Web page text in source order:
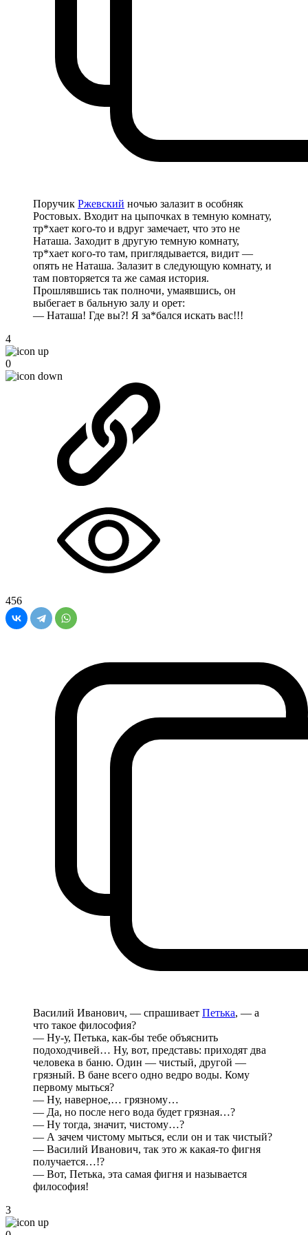
Поручик Ржевский ночью залазит в особняк
Ростовых. Входит на цыпочках в темную комнату,
тр*хает кого-то и вдруг замечает, что это не
Наташа. Заходит в другую темную комнату,
тр*хает кого-то там, приглядывается, видит —
опять не Наташа. Залазит в следующую комнату, и
там повторяется та же самая история.
Прошлявшись так полночи, умаявшись, он
выбегает в бальную залу и орет:
— Наташа! Где вы?! Я за*бался искать вас!!!
4
0
456
Василий Иванович, — спрашивает Петька, — а
что такое философия?
— Ну-у, Петька, как-бы тебе объяснить
подоходчивей… Ну, вот, представь: приходят два
человека в баню. Один — чистый, другой —
грязный. В бане всего одно ведро воды. Кому
первому мыться?
— Ну, наверное,… грязному…
— Да, но после него вода будет грязная…?
— Ну тогда, значит, чистому…?
— А зачем чистому мыться, если он и так чистый?
— Василий Иванович, так это ж какая-то фигня
получается…!?
— Вот, Петька, эта самая фигня и называется
философия!
3